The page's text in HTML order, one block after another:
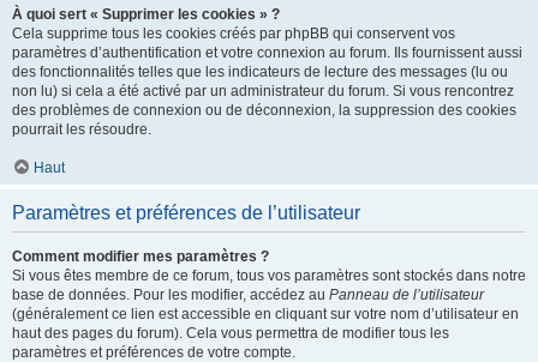
À quoi sert « Supprimer les cookies » ?
Cela supprime tous les cookies créés par phpBB qui conservent vos
paramètres d’authentification et votre connexion au forum. Ils fournissent aussi
des fonctionnalités telles que les indicateurs de lecture des messages (lu ou
non lu) si cela a été activé par un administrateur du forum. Si vous rencontrez
des problèmes de connexion ou de déconnexion, la suppression des cookies
pourrait les résoudre.
Haut
Paramètres et préférences de l’utilisateur
Comment modifier mes paramètres ?
Si vous êtes membre de ce forum, tous vos paramètres sont stockés dans notre
base de données. Pour les modifier, accédez au Panneau de l’utilisateur
(généralement ce lien est accessible en cliquant sur votre nom d’utilisateur en
haut des pages du forum). Cela vous permettra de modifier tous les
paramètres et préférences de votre compte.